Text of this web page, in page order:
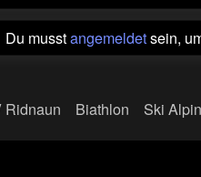
Du musstangemeldetsein,
Ridnaun Biathlon Ski Alpin